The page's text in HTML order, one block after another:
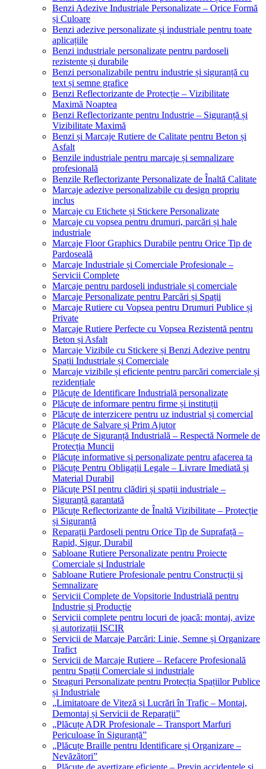
Benzi Adezive Industriale Personalizate – Orice Formă
și Culoare
Benzi adezive personalizate și industriale pentru toate
aplicațiile
Benzi industriale personalizate pentru pardoseli
rezistente și durabile
Benzi personalizabile pentru industrie și siguranță cu
text și semne grafice
Benzi Reflectorizante de Protecție – Vizibilitate
Maximă Noaptea
Benzi Reflectorizante pentru Industrie – Siguranță și
Vizibilitate Maximă
Benzi și Marcaje Rutiere de Calitate pentru Beton și
Asfalt
Benzile industriale pentru marcaje și semnalizare
profesională
Benzile Reflectorizante Personalizate de Înaltă Calitate
Marcaje adezive personalizabile cu design propriu
inclus
Marcaje cu Etichete și Stickere Personalizate
Marcaje cu vopsea pentru drumuri, parcări și hale
industriale
Marcaje Floor Graphics Durabile pentru Orice Tip de
Pardoseală
Marcaje Industriale și Comerciale Profesionale –
Servicii Complete
Marcaje pentru pardoseli industriale și comerciale
Marcaje Personalizate pentru Parcări și Spații
Marcaje Rutiere cu Vopsea pentru Drumuri Publice și
Private
Marcaje Rutiere Perfecte cu Vopsea Rezistentă pentru
Beton și Asfalt
Marcaje Vizibile cu Stickere și Benzi Adezive pentru
Spații Industriale și Comerciale
Marcaje vizibile și eficiente pentru parcări comerciale și
rezidențiale
Plăcuțe de Identificare Industrială personalizate
Plăcuțe de informare pentru firme și instituții
Plăcuțe de interzicere pentru uz industrial și comercial
Plăcuțe de Salvare și Prim Ajutor
Plăcuțe de Siguranță Industrială – Respectă Normele de
Protecția Muncii
Plăcuțe informative și personalizate pentru afacerea ta
Plăcuțe Pentru Obligații Legale – Livrare Imediată și
Material Durabil
Plăcuțe PSI pentru clădiri și spații industriale –
Siguranță garantată
Plăcuțe Reflectorizante de Înaltă Vizibilitate – Protecție
și Siguranță
Reparații Pardoseli pentru Orice Tip de Suprafață –
Rapid, Sigur, Durabil
Sabloane Rutiere Personalizate pentru Proiecte
Comerciale și Industriale
Sabloane Rutiere Profesionale pentru Construcții și
Semnalizare
Servicii Complete de Vopsitorie Industrială pentru
Industrie și Producție
Servicii complete pentru locuri de joacă: montaj, avize
și autorizații ISCIR
Servicii de Marcaje Parcări: Linie, Semne și Organizare
Trafict
Servicii de Marcaje Rutiere – Refacere Profesională
pentru Spații Comerciale si industriale
Steaguri Personalizate pentru Protecția Spațiilor Publice
și Industriale
„Limitatoare de Viteză și Lucrări în Trafic – Montaj,
Demontaj și Servicii de Reparații”
„Plăcuțe ADR Profesionale – Transport Marfuri
Periculoase în Siguranță”
„Plăcuțe Braille pentru Identificare și Organizare –
Nevăzători”
„Plăcuțe de avertizare eficiente – Previn accidentele și